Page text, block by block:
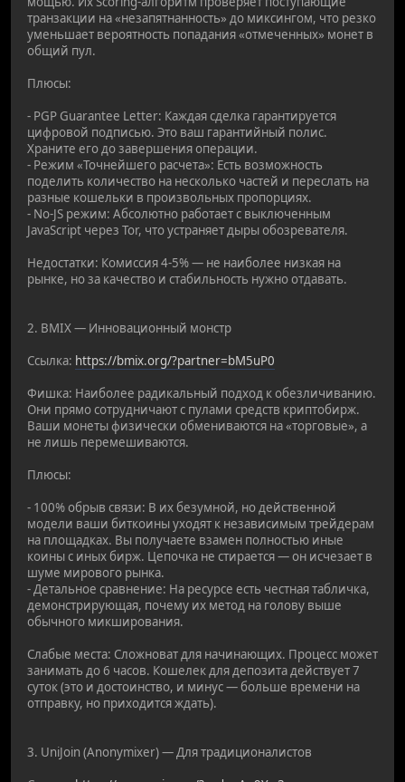
транзакции на «незапятнанность» до миксингом, что резко
уменьшает вероятность попадания «отмеченных» монет в
общий пул.
Плюсы:
- PGP Guarantee Letter: Каждая сделка гарантируется
цифровой подписью. Это ваш гарантийный полис.
Храните его до завершения операции.
- Режим «Точнейшего расчета»: Есть возможность
поделить количество на несколько частей и переслать на
разные кошельки в произвольных пропорциях.
- No-JS режим: Абсолютно работает с выключенным
JavaScript через Tor, что устраняет дыры обозревателя.
Недостатки: Комиссия 4-5% — не наиболее низкая на
рынке, но за качество и стабильность нужно отдавать.
2. BMIX — Инновационный монстр
Ссылка: https://bmix.org/?partner=bM5uP0
Фишка: Наиболее радикальный подход к обезличиванию.
Они прямо сотрудничают с пулами средств криптобирж.
Ваши монеты физически обмениваются на «торговые», а
не лишь перемешиваются.
Плюсы:
- 100% обрыв связи: В их безумной, но действенной
модели ваши биткоины уходят к независимым трейдерам
на площадках. Вы получаете взамен полностью иные
коины с иных бирж. Цепочка не стирается — он исчезает в
шуме мирового рынка.
- Детальное сравнение: На ресурсе есть честная табличка,
демонстрирующая, почему их метод на голову выше
обычного микширования.
Слабые места: Сложноват для начинающих. Процесс может
занимать до 6 часов. Кошелек для депозита действует 7
суток (это и достоинство, и минус — больше времени на
отправку, но приходится ждать).
3. UniJoin (Anonymixer) — Для традиционалистов